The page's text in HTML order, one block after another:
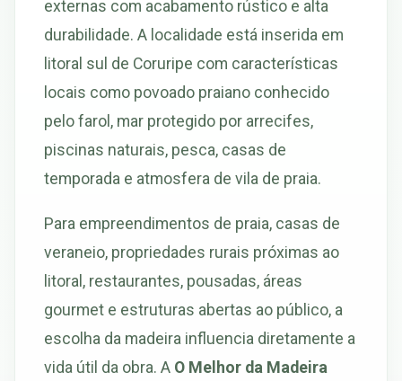
externas com acabamento rústico e alta
durabilidade. A localidade está inserida em
litoral sul de Coruripe com características
locais como povoado praiano conhecido
pelo farol, mar protegido por arrecifes,
piscinas naturais, pesca, casas de
temporada e atmosfera de vila de praia.
Para empreendimentos de praia, casas de
veraneio, propriedades rurais próximas ao
litoral, restaurantes, pousadas, áreas
gourmet e estruturas abertas ao público, a
escolha da madeira influencia diretamente a
vida útil da obra. A O Melhor da Madeira